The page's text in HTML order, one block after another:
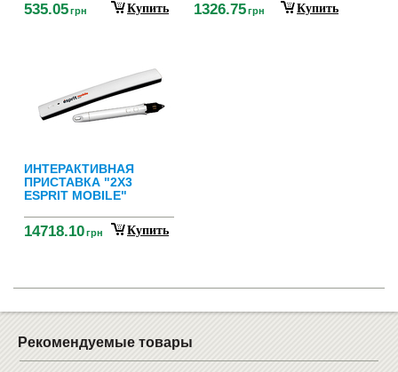
535.05грн Купить 1326.75грн Купить
ИНТЕРАКТИВНАЯ
ПРИСТАВКА "2Х3
ESPRIT MOBILE"
14718.10грн Купить
Рекомендуемые товары